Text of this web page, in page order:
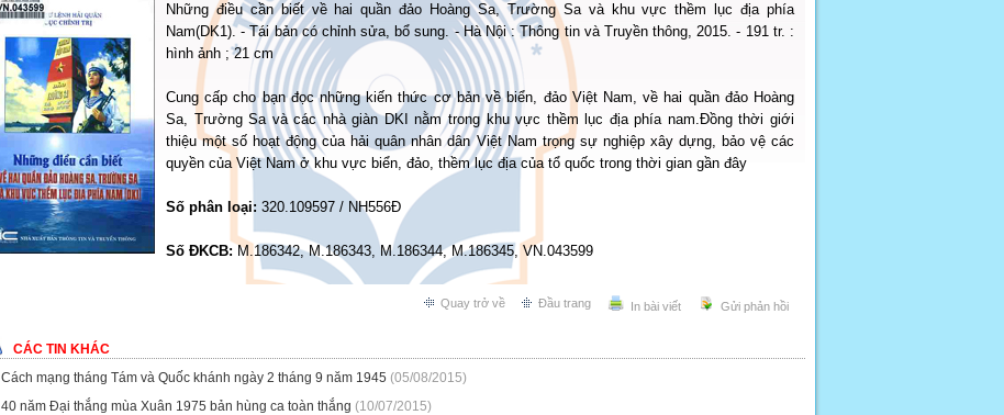
Những điều cần biết về hai quần đảo Hoàng Sa, Trường Sa và khu vực thềm lục địa phía
Nam(DK1). - Tái bản có chỉnh sửa, bổ sung. - Hà Nội : Thông tin và Truyền thông, 2015. - 191 tr. :
hình ảnh ; 21 cm
Cung cấp cho bạn đọc những kiến thức cơ bản về biển, đảo Việt Nam, về hai quần đảo Hoàng
Sa, Trường Sa và các nhà giàn DKI nằm trong khu vực thềm lục địa phía nam.Đồng thời giới
thiệu một số hoạt động của hải quân nhân dân Việt Nam trọng sự nghiệp xây dựng, bảo vệ các
quyền của Việt Nam ở khu vực biển, đảo, thềm lục địa của tổ quốc trong thời gian gần đây
Số phân loại: 320.109597 / NH556Đ
Số ĐKCB: M.186342, M.186343, M.186344, M.186345, VN.043599
Gửi phản hồi
In bài viết
Đầu trang
Quay trở về
CÁC TIN KHÁC
Cách mạng tháng Tám và Quốc khánh ngày 2 tháng 9 năm 1945 (05/08/2015)
40 năm Đại thắng mùa Xuân 1975 bản hùng ca toàn thắng (10/07/2015)